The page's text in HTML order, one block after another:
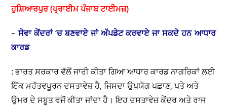
ਹੁਸ਼ਿਆਰਪੁਰ (ਪ੍ਰਾਈਮ ਪੰਜਾਬ ਟਾਈਮਜ਼)
–ਸੇਵਾ ਕੇਂਦਰਾਂ ‘ਚ ਬਣਵਾਏ ਜਾਂ ਅੱਪਡੇਟ ਕਰਵਾਏ ਜਾ ਸਕਦੇ ਹਨ ਆਧਾਰ
ਕਾਰਡ
: ਭਾਰਤ ਸਰਕਾਰ ਵੱਲੋਂ ਜਾਰੀ ਕੀਤਾ ਗਿਆ ਆਧਾਰ ਕਾਰਡ ਨਾਗਰਿਕਾਂ ਲਈ
ਇੱਕ ਮਹੱਤਵਪੂਰਨ ਦਸਤਾਵੇਜ਼ ਹੈ, ਜਿਸਦਾ ਉਪਯੋਗ ਪਛਾਣ, ਪਤੇ ਅਤੇ
ਉਮਰ ਦੇ ਸਬੂਤ ਵਜੋਂ ਕੀਤਾ ਜਾਂਦਾ ਹੈ। ਇਹ ਦਸਤਾਵੇਜ਼ ਕੇਂਦਰ ਅਤੇ ਰਾਜ